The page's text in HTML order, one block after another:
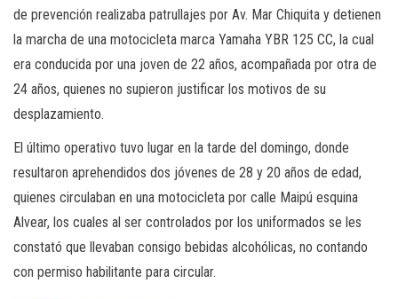
de prevención realizaba patrullajes por Av. Mar Chiquita y detienen
la marcha de una motocicleta marca Yamaha YBR 125 CC, la cual
era conducida por una joven de 22 años, acompañada por otra de
24 años, quienes no supieron justificar los motivos de su
desplazamiento.
El último operativo tuvo lugar en la tarde del domingo, donde
resultaron aprehendidos dos jóvenes de 28 y 20 años de edad,
quienes circulaban en una motocicleta por calle Maipú esquina
Alvear, los cuales al ser controlados por los uniformados se les
constató que llevaban consigo bebidas alcohólicas, no contando
con permiso habilitante para circular.